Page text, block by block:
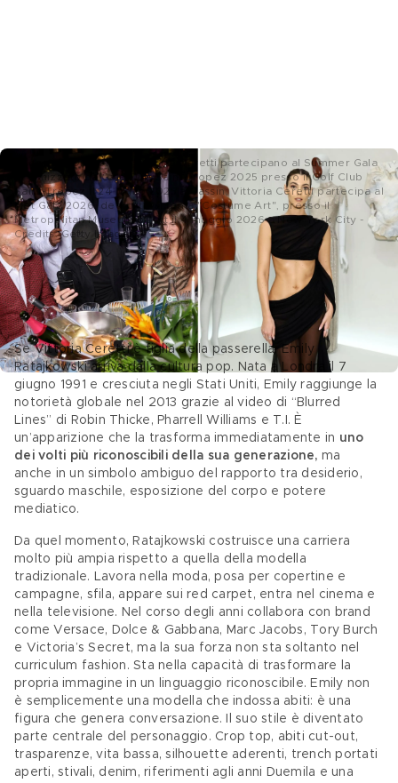
Leonardo DiCaprio e Vittoria Ceretti partecipano al Summer Gala
organizzato da Gala One Saint-Tropez 2025 presso il Golf Club
Saint-Tropez il 24 luglio 2025 a Gassin; Vittoria Ceretti partecipa al
Met Gala 2026, dedicato al tema "Costume Art", presso il
Metropolitan Museum of Art il 4 maggio 2026 a New York City -
Credits: Getty Images
Emily Ratajkowski, da modella a
fenomeno culturale
Se Vittoria Ceretti è figlia della passerella, Emily
Ratajkowski arriva dalla cultura pop. Nata a Londra il 7
giugno 1991 e cresciuta negli Stati Uniti, Emily raggiunge la
notorietà globale nel 2013 grazie al video di “Blurred
Lines” di Robin Thicke, Pharrell Williams e T.I. È
un’apparizione che la trasforma immediatamente in uno
dei volti più riconoscibili della sua generazione, ma
anche in un simbolo ambiguo del rapporto tra desiderio,
sguardo maschile, esposizione del corpo e potere
mediatico.
Da quel momento, Ratajkowski costruisce una carriera
molto più ampia rispetto a quella della modella
tradizionale. Lavora nella moda, posa per copertine e
campagne, sfila, appare sui red carpet, entra nel cinema e
nella televisione. Nel corso degli anni collabora con brand
come Versace, Dolce & Gabbana, Marc Jacobs, Tory Burch
e Victoria’s Secret, ma la sua forza non sta soltanto nel
curriculum fashion. Sta nella capacità di trasformare la
propria immagine in un linguaggio riconoscibile. Emily non
è semplicemente una modella che indossa abiti: è una
figura che genera conversazione. Il suo stile è diventato
parte centrale del personaggio. Crop top, abiti cut-out,
trasparenze, vita bassa, silhouette aderenti, trench portati
aperti, stivali, denim, riferimenti agli anni Duemila e una